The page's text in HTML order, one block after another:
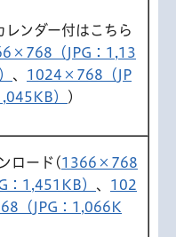
レンダー付はこちら
（JPG：1,13
、 1024×768（JP
）
)
ロード(1366×768
：1,451KB） 、 102
（JPG：1,066K